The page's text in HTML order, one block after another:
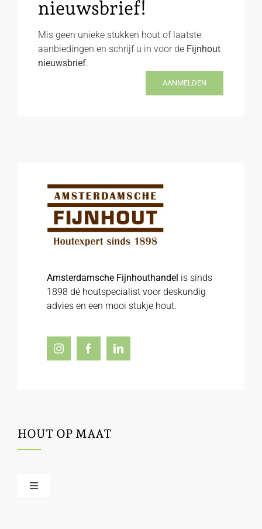
nieuwsbrief!
Mis geen unieke stukken hout of laatste
aanbiedingen en schrijf u in voor de Fijnhout
nieuwsbrief.
AANMELDEN
Amsterdamsche Fijnhouthandel is sinds
1898 dé houtspecialist voor deskundig
advies en een mooi stukje hout.
HOUT OP MAAT
Toggle